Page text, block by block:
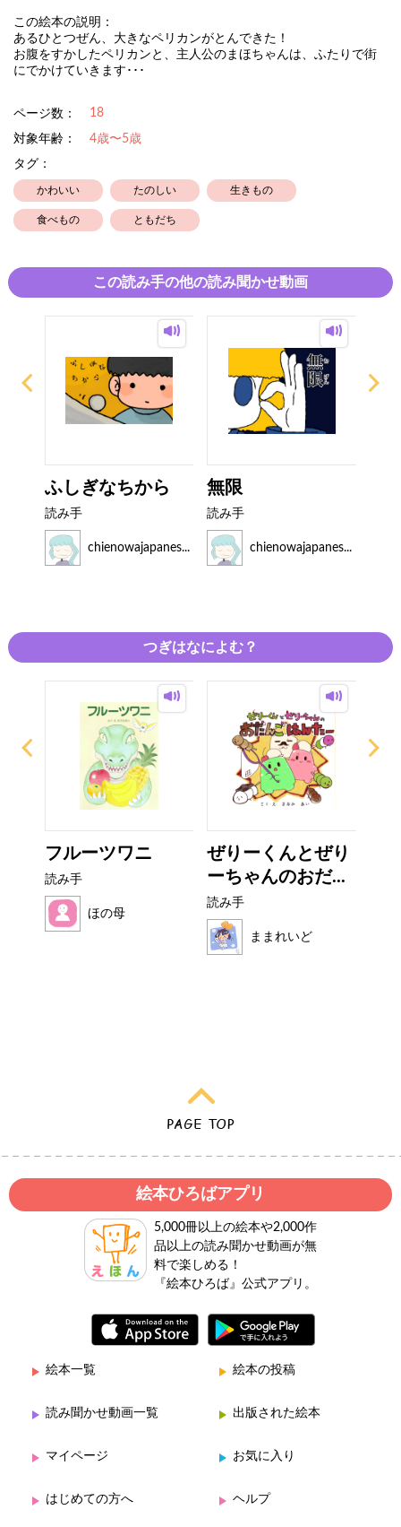
この絵本の説明：
あるひとつぜん、大きなペリカンがとんできた！
お腹をすかしたペリカンと、主人公のまほちゃんは、ふたりで街
にでかけていきます･･･
ページ数： 18
対象年齢：
4歳〜5歳
タグ：
かわいい たのしい 生きもの
食べもの ともだち
この読み手の他の読み聞かせ動画
ふしぎなちから
読み手
chienowajapanes...
無限
読み手
chienowajapanes...
つぎはなによむ？
フルーツワニ
読み手
ほの母
ぜりーくんとぜり
ーちゃんのおだ...
読み手
ままれいど
絵本ひろばアプリ
5,000冊以上の絵本や2,000作
品以上の読み聞かせ動画が無
料で楽しめる！
『絵本ひろば』公式アプリ。
絵本一覧 絵本の投稿
読み聞かせ動画一覧 出版された絵本
マイページ お気に入り
はじめての方へ ヘルプ